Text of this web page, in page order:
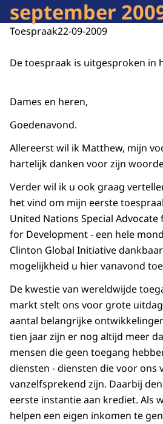
september
Toespraak22-09-2009
De toespraak is uitgesproken in
Dames en heren,
Goedenavond.
Allereerst wil ik Matthew, mijn
hartelijk danken voor zijn
Verder wil ik u ook graag
het vind om mijn eerste
United Nations Special Advocate
for Development - een hele
Clinton Global Initiative
mogelijkheid u hier vanavond
De kwestie van wereldwijde
markt stelt ons voor grote
aantal belangrijke
tien jaar zijn er nog altijd meer
mensen die geen toegang
diensten - diensten die voor ons
vanzelfsprekend zijn. Daarbij
eerste instantie aan krediet. Als
helpen een eigen inkomen te